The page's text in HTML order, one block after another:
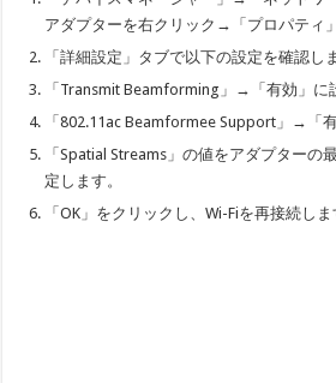
アダプターを右クリック→「プロパティ」
「詳細設定」タブで以下の設定を確認し
「Transmit Beamforming」→「有効」に
「802.11ac Beamformee Support」→「
「Spatial Streams」の値をアダプターの
定します。
「OK」をクリックし、Wi-Fiを再接続しま